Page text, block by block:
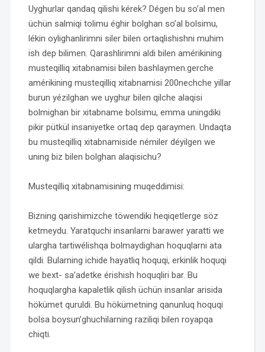
Uyghurlar qandaq qilishi kérek? Dégen bu so’al men
üchün salmiqi tolimu éghir bolghan so’al bolsimu,
lékin oylighanlirimni siler bilen ortaqlishishni muhim
ish dep bilimen. Qarashlirimni aldi bilen amérikining
musteqilliq xitabnamisi bilen bashlaymen.gerche
amérikining musteqilliq xitabnamisi 200nechche yillar
burun yézilghan we uyghur bilen qilche alaqisi
bolmighan bir xitabname bolsimu, emma uningdiki
pikir pütkül insaniyetke ortaq dep qaraymen. Undaqta
bu musteqilliq xitabnamiside némiler déyilgen we
uning biz bilen bolghan alaqisichu?
Musteqilliq xitabnamisining muqeddimisi:
Bizning qarishimizche töwendiki heqiqetlerge söz
ketmeydu. Yaratquchi insanlarni barawer yaratti we
ulargha tartiwélishqa bolmaydighan hoquqlarni ata
qildi. Bularning ichide hayatliq hoquqi, erkinlik hoquqi
we bext- sa’adetke érishish hoquqliri bar. Bu
hoquqlargha kapaletlik qilish üchün insanlar arisida
hökümet quruldi. Bu hökümetning qanunluq hoquqi
bolsa boysun’ghuchilarning raziliqi bilen royapqa
chiqti.